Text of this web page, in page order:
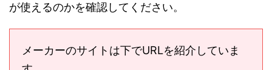
が使えるのかを確認してください。
メーカーのサイトは下でURLを紹介していま